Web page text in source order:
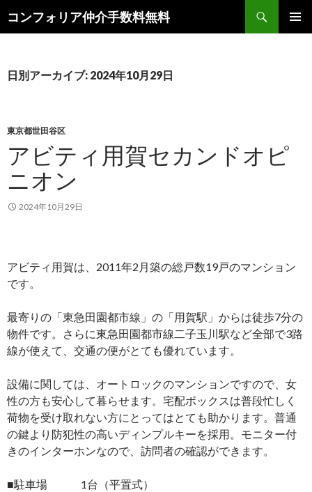
コンフォリア仲介手数料無料
索
ン
キ
ッ
プ
日別アーカイブ: 2024年10月29日
東京都世田谷区
アビティ用賀セカンドオピ
ニオン
2024年10月29日
アビティ用賀は、2011年2月築の総戸数19戸のマンション
です。
最寄りの「東急田園都市線」の「用賀駅」からは徒歩7分の
物件です。さらに東急田園都市線二子玉川駅など全部で3路
線が使えて、交通の便がとても優れています。
設備に関しては、オートロックのマンションですので、女
性の方も安心して暮らせます。宅配ボックスは普段忙しく
荷物を受け取れない方にとってはとても助かります。普通
の鍵より防犯性の高いディンプルキーを採用。モニター付
きのインターホンなので、訪問者の確認ができます。
■駐車場 1台（平置式）